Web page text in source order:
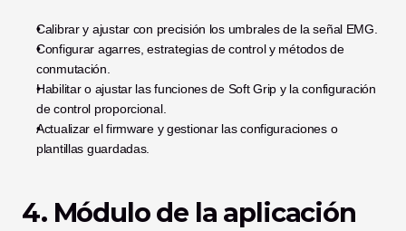
Calibrar y ajustar con precisión los umbrales de la señal EMG.
Configurar agarres, estrategias de control y métodos de
conmutación.
Habilitar o ajustar las funciones de Soft Grip y la configuración
de control proporcional.
Actualizar el firmware y gestionar las configuraciones o
plantillas guardadas.
4. Módulo de la aplicación